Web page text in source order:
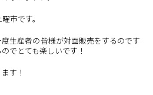
市です。
生産者の皆様が対面販売をするのです
でとても楽しいです！
す！